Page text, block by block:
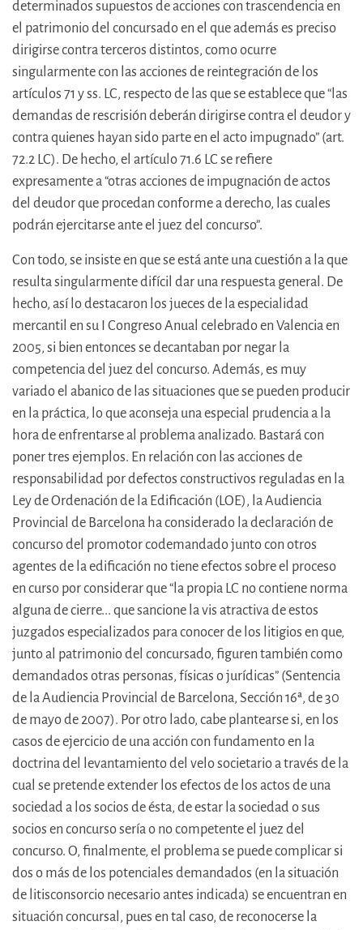
determinados supuestos de acciones con trascendencia en
el patrimonio del concursado en el que además es preciso
dirigirse contra terceros distintos, como ocurre
singularmente con las acciones de reintegración de los
artículos 71 y ss. LC, respecto de las que se establece que “las
demandas de rescrisión deberán dirigirse contra el deudor y
contra quienes hayan sido parte en el acto impugnado” (art.
72.2 LC). De hecho, el artículo 71.6 LC se refiere
expresamente a “otras acciones de impugnación de actos
del deudor que procedan conforme a derecho, las cuales
podrán ejercitarse ante el juez del concurso”.
Con todo, se insiste en que se está ante una cuestión a la que
resulta singularmente difícil dar una respuesta general. De
hecho, así lo destacaron los jueces de la especialidad
mercantil en su I Congreso Anual celebrado en Valencia en
2005, si bien entonces se decantaban por negar la
competencia del juez del concurso. Además, es muy
variado el abanico de las situaciones que se pueden producir
en la práctica, lo que aconseja una especial prudencia a la
hora de enfrentarse al problema analizado. Bastará con
poner tres ejemplos. En relación con las acciones de
responsabilidad por defectos constructivos reguladas en la
Ley de Ordenación de la Edificación (LOE), la Audiencia
Provincial de Barcelona ha considerado la declaración de
concurso del promotor codemandado junto con otros
agentes de la edificación no tiene efectos sobre el proceso
en curso por considerar que “la propia LC no contiene norma
alguna de cierre... que sancione la vis atractiva de estos
juzgados especializados para conocer de los litigios en que,
junto al patrimonio del concursado, figuren también como
demandados otras personas, físicas o jurídicas” (Sentencia
de la Audiencia Provincial de Barcelona, Sección 16ª, de 30
de mayo de 2007). Por otro lado, cabe plantearse si, en los
casos de ejercicio de una acción con fundamento en la
doctrina del levantamiento del velo societario a través de la
cual se pretende extender los efectos de los actos de una
sociedad a los socios de ésta, de estar la sociedad o sus
socios en concurso sería o no competente el juez del
concurso. O, finalmente, el problema se puede complicar si
dos o más de los potenciales demandados (en la situación
de litisconsorcio necesario antes indicada) se encuentran en
situación concursal, pues en tal caso, de reconocerse la